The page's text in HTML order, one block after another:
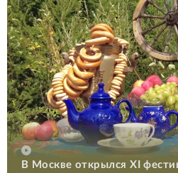
В Москве открылся XI